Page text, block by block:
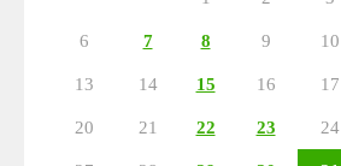
6 7 8 9 10
13 14 15 16 17
20 21 22 23 24